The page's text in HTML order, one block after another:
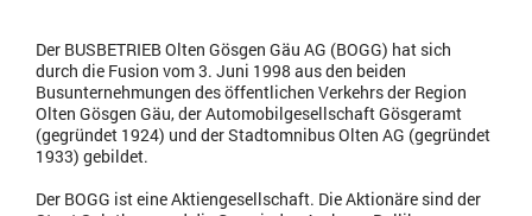
Der BUSBETRIEB Olten Gösgen Gäu AG (BOGG) hat sich
durch die Fusion vom 3. Juni 1998 aus den beiden
Busunternehmungen des öffentlichen Verkehrs der Region
Olten Gösgen Gäu, der Automobilgesellschaft Gösgeramt
(gegründet 1924) und der Stadtomnibus Olten AG (gegründet
1933) gebildet.
Der BOGG ist eine Aktiengesellschaft. Die Aktionäre sind der